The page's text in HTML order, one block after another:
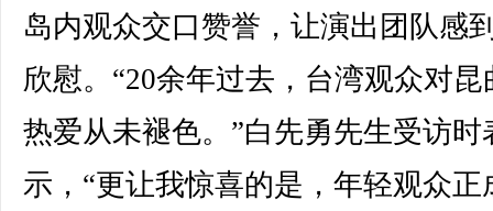
岛内观众交口赞誉，让演出团队感
欣慰。“20余年过去，台湾观众对昆
热爱从未褪色。”白先勇先生受访时
示，“更让我惊喜的是，年轻观众正